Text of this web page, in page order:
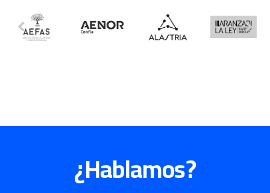
¿Hablamos?